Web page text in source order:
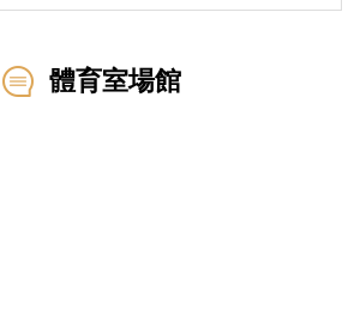
體育室場館